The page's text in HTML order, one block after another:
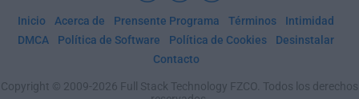
Inicio Acerca de Prensente Programa Términos
Intimidad
DMCA
Política de Software Política de Cookies
Desinstalar
Contacto
Copyright © 2009-2026 Full Stack Technology FZCO. Todos los derechos